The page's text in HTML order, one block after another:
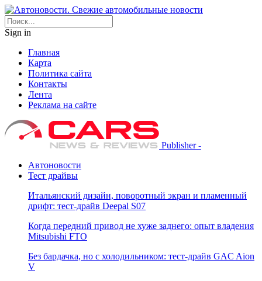
Sign in
Главная
Карта
Политика сайта
Контакты
Лента
Реклама на сайте
Publisher -
Автоновости
Тест драйвы
Итальянский дизайн, поворотный экран и пламенный
дрифт: тест-драйв Deepal S07
Когда передний привод не хуже заднего: опыт владения
Mitsubishi FTO
Без бардачка, но с холодильником: тест-драйв GAC Aion
V